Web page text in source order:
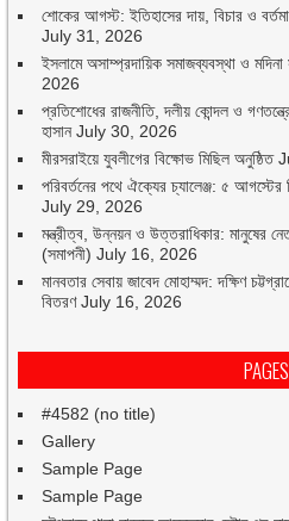
শোকের আগস্ট: ইতিহাসের দায়, বিচার ও
July 31, 2026
ইসলামে অসাম্প্রদায়িক সমাজব্যবস্থা ও মদিনা
2026
প্রতিশোধের রাজনীতি, দলীয় কোন্দল ও
হাসান July 30, 2026
মীরসরাইয়ে যুবলীগের বিক্ষোভ মিছিল অনুষ্ঠিত
পরিবর্তনের পথে ঐক্যের চ্যালেঞ্জ: ৫ আগস্টের
July 29, 2026
মন্ত্রীত্ব, উন্নয়ন ও উত্তরাধিকার: মানুষের
(সমাপনী) July 16, 2026
মানবতার সেবায় জাবেদ মোহাম্মদ: দক্ষিণ
বিতরণ July 16, 2026
PAGES
#4582 (no title)
Gallery
Sample Page
Sample Page